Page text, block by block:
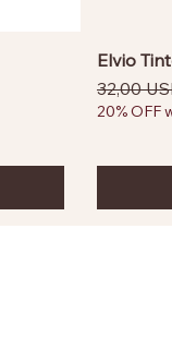
Elvio
Prezzo
32,00
20% OFF